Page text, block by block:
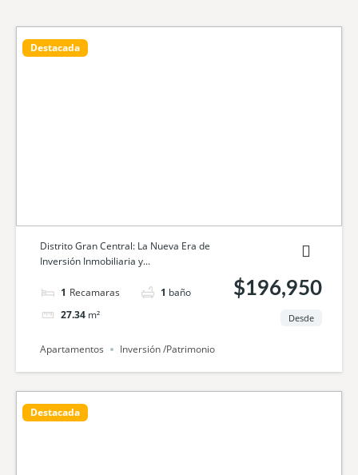
Destacada
Distrito Gran Central: La Nueva Era de
Inversión Inmobiliaria y...
1 cama 1 baño
27.34 m²
$196,950
Desde
Apartamentos Inversión /Patrimonio
Destacada